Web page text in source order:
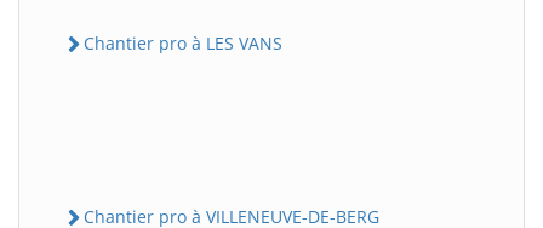
Chantier pro à LES VANS
Chantier pro à VILLENEUVE-DE-BERG